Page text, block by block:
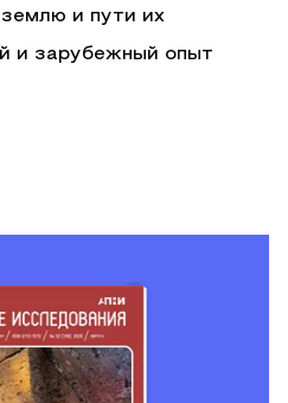
и пути их
и зарубежный опыт